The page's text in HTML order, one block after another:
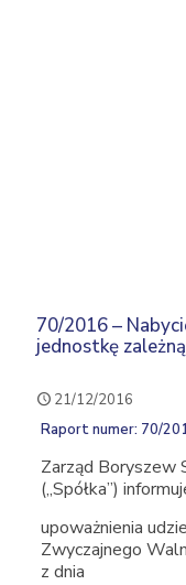
70/2016 –
jednostkę zależną
21/12/2016
Raport numer: 70/
Zarząd Boryszew
(„Spółka”)
upoważnienia
Zwyczajnego
z dnia